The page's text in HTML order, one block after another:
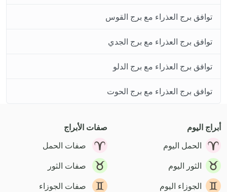
توافق برج العذراء مع برج القوس
توافق برج العذراء مع برج الجدي
توافق برج العذراء مع برج الدلو
توافق برج العذراء مع برج الحوت
أبراج اليوم
الحمل اليوم
الثور اليوم
الجوزاء اليوم
صفات الأبراج
صفات الحمل
صفات الثور
صفات الجوزاء